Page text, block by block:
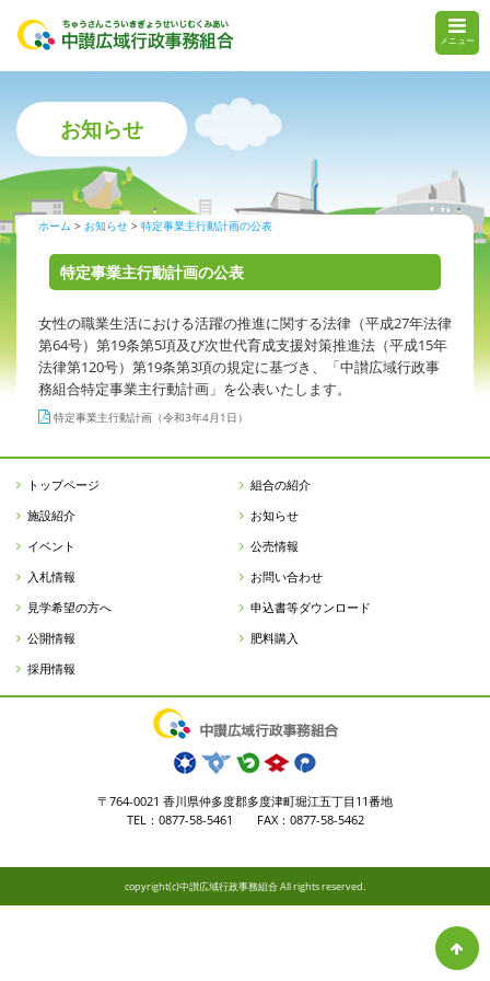
メニュー
お知らせ
ホーム お知らせ 特定事業主行動計画の公表
特定事業主行動計画の公表
女性の職業生活における活躍の推進に関する法律（平成27年法律
第64号）第19条第5項及び次世代育成支援対策推進法（平成15年
法律第120号）第19条第3項の規定に基づき、「中讃広域行政事
務組合特定事業主行動計画」を公表いたします。
特定事業主行動計画（令和3年4月1日）
トップページ
組合の紹介
施設紹介
お知らせ
イベント
公売情報
入札情報
お問い合わせ
見学希望の方へ
申込書等ダウンロード
公開情報
肥料購入
採用情報
〒764-0021 香川県仲多度郡多度津町堀江五丁目11番地
TEL：0877-58-5461 FAX：0877-58-5462
copyright(c)中讃広域行政事務組合 All rights reserved.